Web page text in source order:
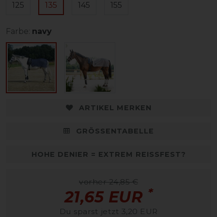
125 135 145 155
Farbe: navy
ARTIKEL MERKEN
GRÖSSENTABELLE
HOHE DENIER = EXTREM REISSFEST?
vorher 24,85 €
21,65 EUR *
Du sparst jetzt 3,20 EUR